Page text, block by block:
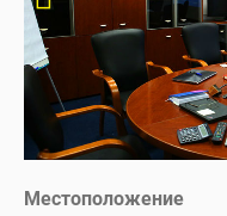
Местоположение